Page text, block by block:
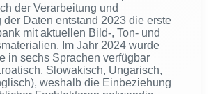
der Verarbeitung und
der Daten entstand 2023 die erste
mit aktuellen Bild-, Ton- und
Im Jahr 2024 wurde
in sechs Sprachen verfügbar
Slowakisch, Ungarisch,
weshalb die Einbeziehung